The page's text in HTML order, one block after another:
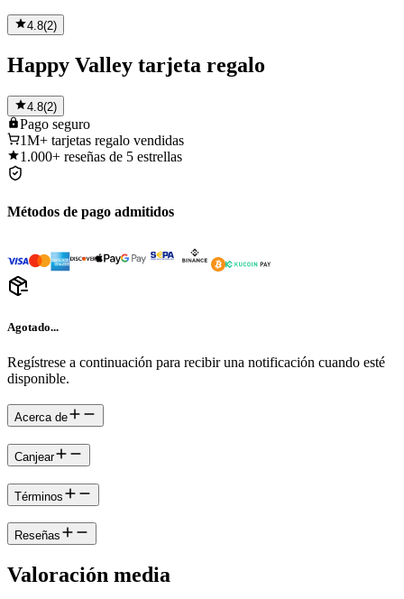
4.8(2)
Happy Valley tarjeta regalo
4.8(2)
Pago seguro
1M+ tarjetas regalo vendidas
1.000+ reseñas de 5 estrellas
Métodos de pago admitidos
Agotado...
Regístrese a continuación para recibir una notificación cuando esté
disponible.
Acerca de
Canjear
Términos
Reseñas
Valoración media